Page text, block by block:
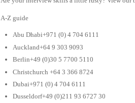
A-Z guide
Abu Dhabi+971 (0) 4 704 6111
Auckland+64 9 303 9093
Berlin+49 (0)30 5 7700 5110
Christchurch +64 3 366 8724
Dubai+971 (0) 4 704 6111
Dusseldorf+49 (0)211 93 6727 30